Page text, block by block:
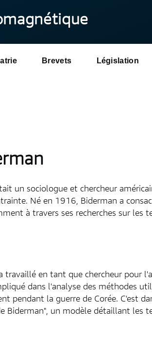
Brevets Législation
un sociologue et chercheur
Né en 1916, Biderman a
à travers ses recherches sur les
en tant que chercheur pour
dans l'analyse des méthodes
pendant la guerre de Corée. C'est
Biderman", un modèle détaillant